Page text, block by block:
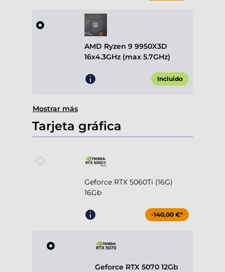
AMD Ryzen 9 9950X3D
16x4.3GHz (max 5.7GHz)
Incluido
Mostrar más
Tarjeta gráfica
Geforce RTX 5060Ti (16G)
16Gb
-140,00 €*
Geforce RTX 5070 12Gb